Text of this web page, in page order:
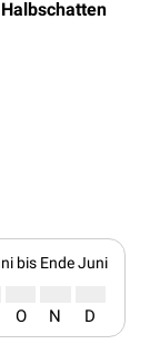
bis Ende Juni
O N D